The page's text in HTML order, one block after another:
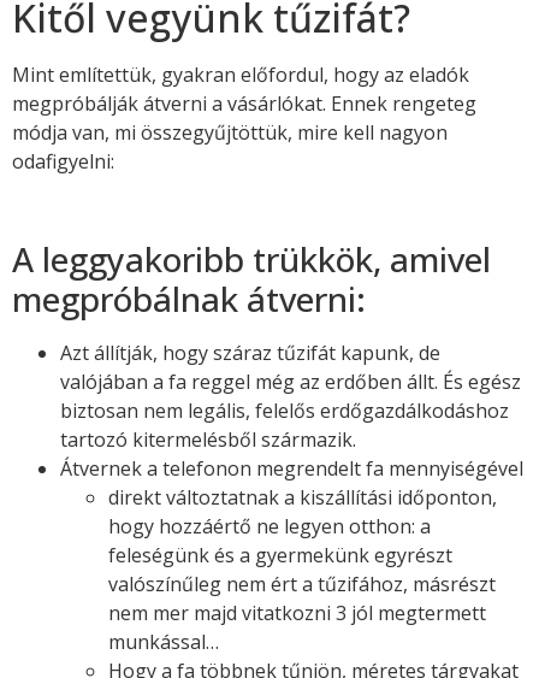
Kitől vegyünk tűzifát?
Mint említettük, gyakran előfordul, hogy az eladók
megpróbálják átverni a vásárlókat. Ennek rengeteg
módja van, mi összegyűjtöttük, mire kell nagyon
odafigyelni:
A leggyakoribb trükkök, amivel
megpróbálnak átverni:
Azt állítják, hogy száraz tűzifát kapunk, de
valójában a fa reggel még az erdőben állt. És egész
biztosan nem legális, felelős erdőgazdálkodáshoz
tartozó kitermelésből származik.
Átvernek a telefonon megrendelt fa mennyiségével
direkt változtatnak a kiszállítási időponton,
hogy hozzáértő ne legyen otthon: a
feleségünk és a gyermekünk egyrészt
valószínűleg nem ért a tűzifához, másrészt
nem mer majd vitatkozni 3 jól megtermett
munkással…
Hogy a fa többnek tűnjön, méretes tárgyakat